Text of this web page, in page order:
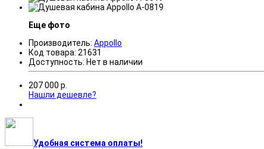
Еще фото
Производитель: Appollo
Код товара: 21631
Доступность: Нет в наличии
207 000 р.
Нашли дешевле?
Удобная система оплаты!